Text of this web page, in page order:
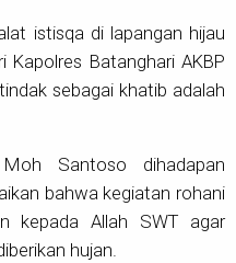
istisqa di lapangan hijau
Kapolres Batanghari AKBP
sebagai khatib adalah
Santoso dihadapan
bahwa kegiatan rohani
kepada Allah SWT agar
hujan.